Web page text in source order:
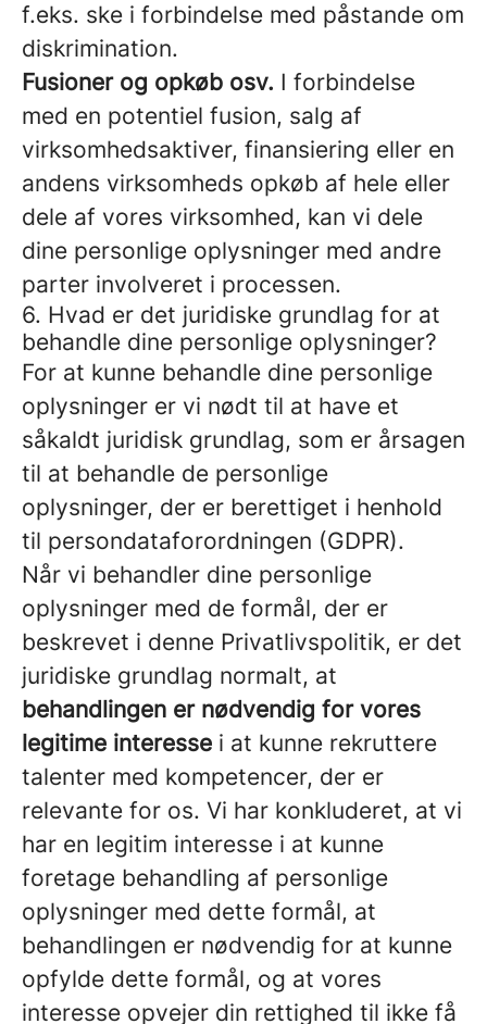
f.eks. ske i forbindelse med påstande om
diskrimination.
Fusioner og opkøb osv. I forbindelse
med en potentiel fusion, salg af
virksomhedsaktiver, finansiering eller en
andens virksomheds opkøb af hele eller
dele af vores virksomhed, kan vi dele
dine personlige oplysninger med andre
parter involveret i processen.
6. Hvad er det juridiske grundlag for at
behandle dine personlige oplysninger?
For at kunne behandle dine personlige
oplysninger er vi nødt til at have et
såkaldt juridisk grundlag, som er årsagen
til at behandle de personlige
oplysninger, der er berettiget i henhold
til persondataforordningen (GDPR).
Når vi behandler dine personlige
oplysninger med de formål, der er
beskrevet i denne Privatlivspolitik, er det
juridiske grundlag normalt, at
behandlingen er nødvendig for vores
legitime interesse i at kunne rekruttere
talenter med kompetencer, der er
relevante for os. Vi har konkluderet, at vi
har en legitim interesse i at kunne
foretage behandling af personlige
oplysninger med dette formål, at
behandlingen er nødvendig for at kunne
opfylde dette formål, og at vores
interesse opvejer din rettighed til ikke få